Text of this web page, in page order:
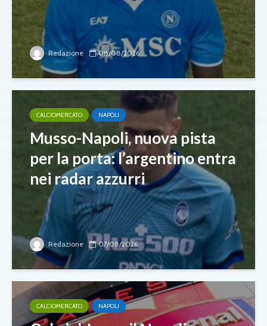
Redazione 08/08/2026
CALCIOMERCATO NAPOLI
Musso-Napoli, nuova pista
per la porta: l’argentino entra
nei radar azzurri
Redazione 07/08/2026
CALCIOMERCATO NAPOLI